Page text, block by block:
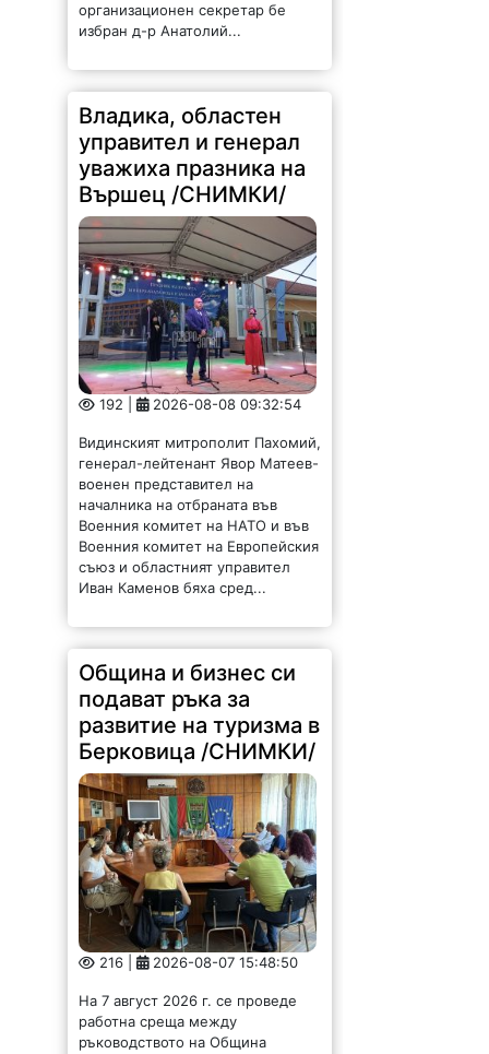
Владика, областен
управител и генерал
уважиха празника на
Вършец /СНИМКИ/
192 | 2026-08-08 09:32:54
Видинският митрополит Пахомий,
генерал-лейтенант Явор Матеев-
военен представител на
началника на отбраната във
Военния комитет на НАТО и във
Военния комитет на Европейския
съюз и областният управител
Иван Каменов бяха сред...
Община и бизнес си
подават ръка за
развитие на туризма в
Берковица /СНИМКИ/
216 | 2026-08-07 15:48:50
На 7 август 2026 г. се проведе
работна среща между
ръководството на Община
Берковица и представители на
местния туристически бизнес. Тя